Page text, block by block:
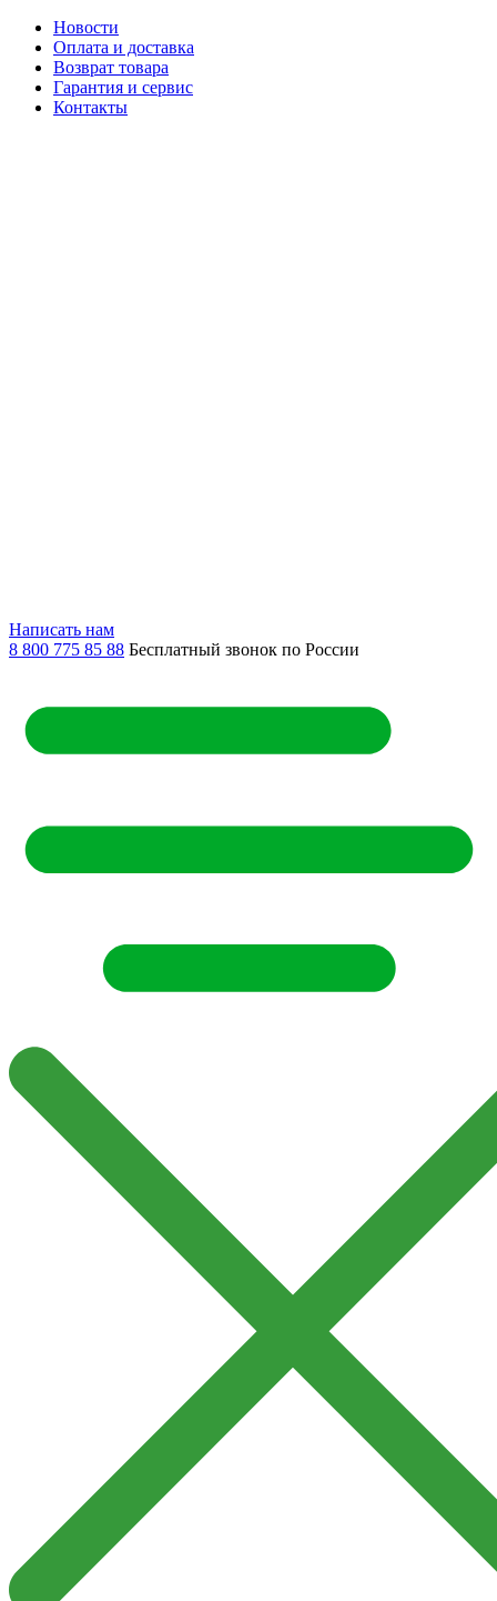
Новости
Оплата и доставка
Возврат товара
Гарантия и сервис
Контакты
Написать нам
8 800 775 85 88 Бесплатный звонок по России